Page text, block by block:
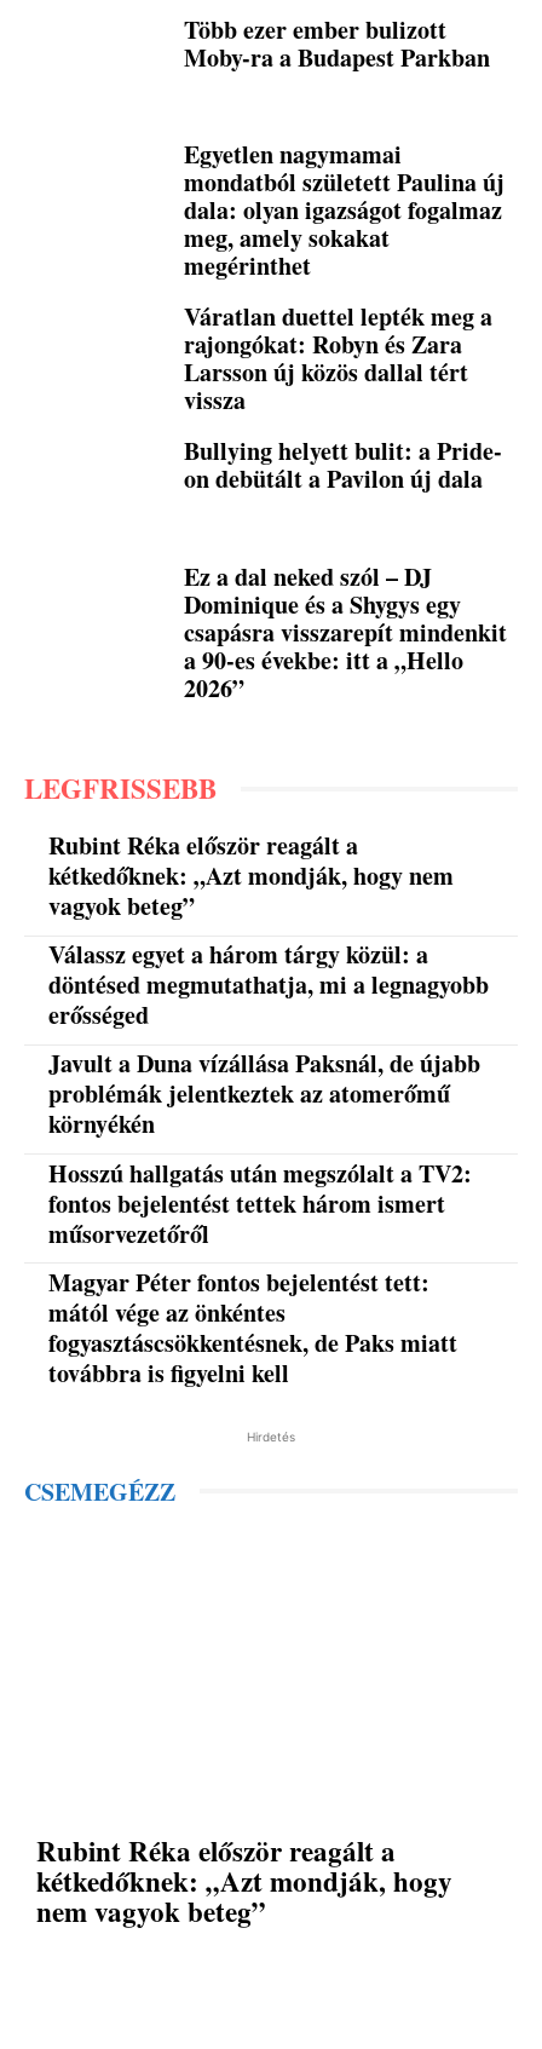
Több ezer ember bulizott
Moby-ra a Budapest Parkban
Egyetlen nagymamai
mondatból született Paulina új
dala: olyan igazságot fogalmaz
meg, amely sokakat
megérinthet
Váratlan duettel lepték meg a
rajongókat: Robyn és Zara
Larsson új közös dallal tért
vissza
Bullying helyett bulit: a Pride-
on debütált a Pavilon új dala
Ez a dal neked szól – DJ
Dominique és a Shygys egy
csapásra visszarepít mindenkit
a 90-es évekbe: itt a „Hello
2026”
LEGFRISSEBB
Rubint Réka először reagált a
kétkedőknek: „Azt mondják, hogy nem
vagyok beteg”
Válassz egyet a három tárgy közül: a
döntésed megmutathatja, mi a legnagyobb
erősséged
Javult a Duna vízállása Paksnál, de újabb
problémák jelentkeztek az atomerőmű
környékén
Hosszú hallgatás után megszólalt a TV2:
fontos bejelentést tettek három ismert
műsorvezetőről
Magyar Péter fontos bejelentést tett:
mától vége az önkéntes
fogyasztáscsökkentésnek, de Paks miatt
továbbra is figyelni kell
Hirdetés
CSEMEGÉZZ
Rubint Réka először reagált a
kétkedőknek: „Azt mondják, hogy
nem vagyok beteg”